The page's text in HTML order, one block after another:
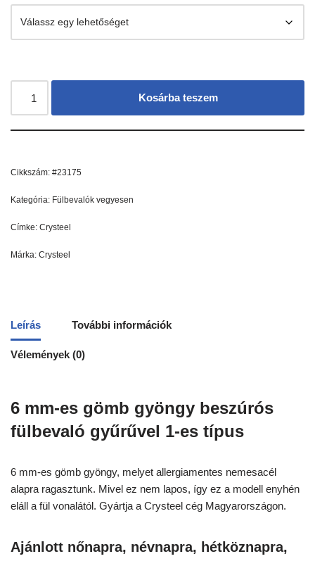
Kosárba teszem
Cikkszám: #23175
Kategória: Fülbevalók vegyesen
Címke: Crysteel
Márka: Crysteel
Leírás További információk
Vélemények (0)
6 mm-es gömb gyöngy beszúrós
fülbevaló gyűrűvel 1-es típus
6 mm-es gömb gyöngy, melyet allergiamentes nemesacél
alapra ragasztunk. Mivel ez nem lapos, így ez a modell enyhén
eláll a fül vonalától. Gyártja a Crysteel cég Magyarországon.
Ajánlott nőnapra, névnapra, hétköznapra,